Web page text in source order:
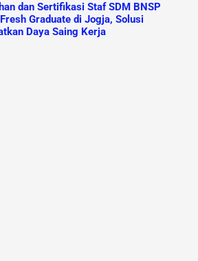
dan Sertifikasi Staf SDM BNSP
Graduate di Jogja, Solusi
Daya Saing Kerja